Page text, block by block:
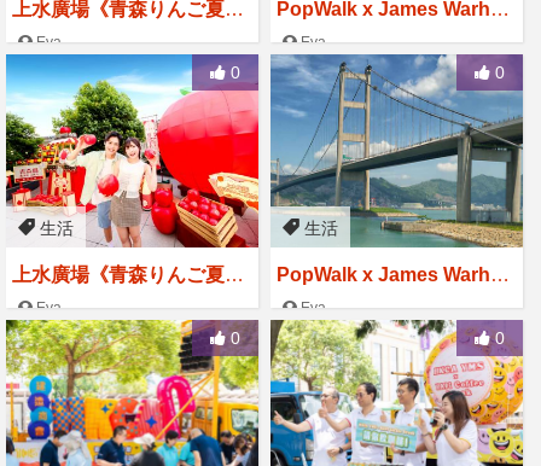
上水廣場《青森りんご夏祭
り》限定蘋果風周末市集
Eva
2025-08-15
PopWalk x James Warhol
a 當Uncle Andy's Cats遇
上Puppy
Eva
2025-08-15
0
生活
上水廣場《青森りんご夏祭
り》
Eva
2025-07-17
0
生活
PopWalk x James Warhol
a 當Uncle Andy's Cats遇
上Puppy
Eva
2025-07-17
0 0